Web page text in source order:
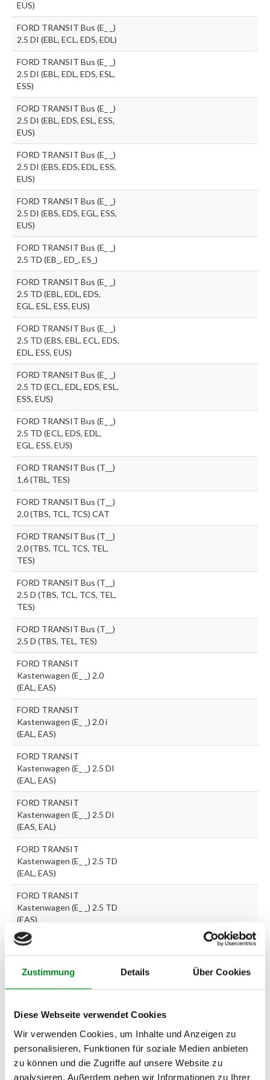
Zustimmung Details Über Cookies
Diese Webseite verwendet Cookies
Wir verwenden Cookies, um Inhalte und Anzeigen zu
personalisieren, Funktionen für soziale Medien anbieten
zu können und die Zugriffe auf unsere Website zu
analysieren. Außerdem geben wir Informationen zu Ihrer
EUS)
FORD TRANSIT Bus (E_ _)
2.5 DI (EBL, ECL, EDS, EDL)
FORD TRANSIT Bus (E_ _)
2.5 DI (EBL, EDL, EDS, ESL,
ESS)
FORD TRANSIT Bus (E_ _)
2.5 DI (EBL, EDS, ESL, ESS,
EUS)
FORD TRANSIT Bus (E_ _)
2.5 DI (EBS, EDS, EDL, ESS,
EUS)
FORD TRANSIT Bus (E_ _)
2.5 DI (EBS, EDS, EGL, ESS,
EUS)
FORD TRANSIT Bus (E_ _)
2.5 TD (EB_, ED_, ES_)
FORD TRANSIT Bus (E_ _)
2.5 TD (EBL, EDL, EDS,
EGL, ESL, ESS, EUS)
FORD TRANSIT Bus (E_ _)
2.5 TD (EBS, EBL, ECL, EDS,
EDL, ESS, EUS)
FORD TRANSIT Bus (E_ _)
2.5 TD (ECL, EDL, EDS, ESL,
ESS, EUS)
FORD TRANSIT Bus (E_ _)
2.5 TD (ECL, EDS, EDL,
EGL, ESS, EUS)
FORD TRANSIT Bus (T__)
1.6 (TBL, TES)
FORD TRANSIT Bus (T__)
2.0 (TBS, TCL, TCS) CAT
FORD TRANSIT Bus (T__)
2.0 (TBS, TCL, TCS, TEL,
TES)
FORD TRANSIT Bus (T__)
2.5 D (TBS, TCL, TCS, TEL,
TES)
FORD TRANSIT Bus (T__)
2.5 D (TBS, TEL, TES)
FORD TRANSIT
Kastenwagen (E_ _) 2.0
(EAL, EAS)
FORD TRANSIT
Kastenwagen (E_ _) 2.0 i
(EAL, EAS)
FORD TRANSIT
Kastenwagen (E_ _) 2.5 DI
(EAL, EAS)
FORD TRANSIT
Kastenwagen (E_ _) 2.5 DI
(EAS, EAL)
FORD TRANSIT
Kastenwagen (E_ _) 2.5 TD
(EAL, EAS)
FORD TRANSIT
Kastenwagen (E_ _) 2.5 TD
(EAS)
FORD TRANSIT
Kastenwagen (E_ _) 2.5 TD
FORD TRANSIT
TDI (EAL, EAS)
FORD TRANSIT
Kastenwagen (T__) 1.6
(TAS)